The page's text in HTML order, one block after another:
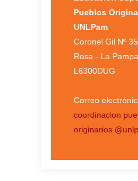
Pueblos
UNLPam
Coronel Gil Nº
Rosa - La
L6300DUG
Correo
coordinacion
originarios